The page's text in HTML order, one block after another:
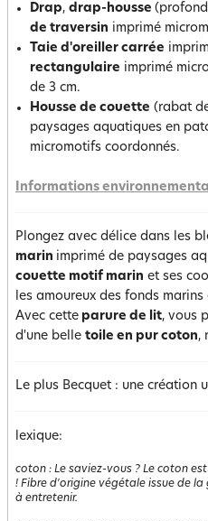
Drap, drap-housse
de traversin imprimé
Taie d'oreiller carrée
rectangulaire imprimé
de 3 cm.
Housse de couette (rabat
paysages aquatiques en
micromotifs coordonnés.
Informations
Plongez avec délice dans les
marin imprimé de paysages
couette motif marin et ses
les amoureux des fonds
Avec cette parure de lit, vous
d'une belle toile en pur coton,
Le plus Becquet : une création
lexique:
coton : Le saviez-vous ? Le coton
! Fibre d'origine végétale issue de
à entretenir.